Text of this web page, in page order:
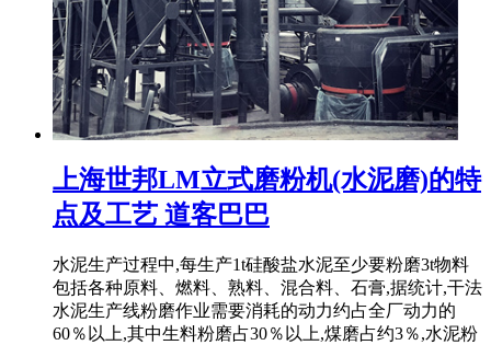
上海世邦LM立式磨粉机(水泥磨)的特
点及工艺 道客巴巴
水泥生产过程中,每生产1t硅酸盐水泥至少要粉磨3t物料
包括各种原料、燃料、熟料、混合料、石膏,据统计,干法
水泥生产线粉磨作业需要消耗的动力约占全厂动力的
60％以上,其中生料粉磨占30％以上,煤磨占约3％,水泥粉